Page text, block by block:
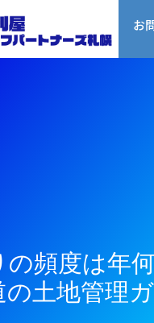
お
の頻度は年
の土地管理